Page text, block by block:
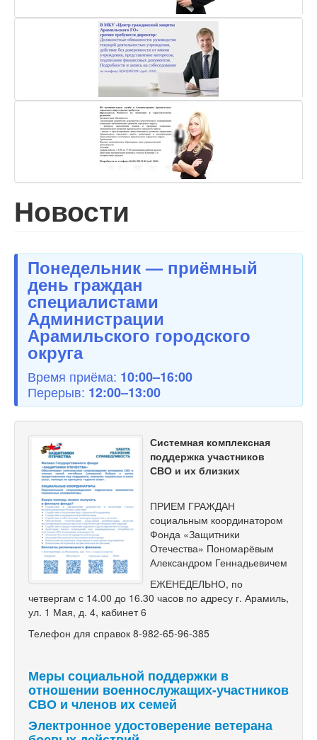
Новости
Понедельник — приёмный
день граждан
специалистами
Администрации
Арамильского городского
округа
Время приёма: 10:00–16:00
Перерыв: 12:00–13:00
Системная комплексная
поддержка участников
СВО и их близких
ПРИЕМ ГРАЖДАН
социальным координатором
Фонда «Защитники
Отечества» Пономарёвым
Александром Геннадьевичем
ЕЖЕНЕДЕЛЬНО, по
четвергам с 14.00 до 16.30 часов по адресу г. Арамиль,
ул. 1 Мая, д. 4, кабинет 6
Телефон для справок 8-982-65-96-385
Меры социальной поддержки в
отношении военнослужащих-участников
СВО и членов их семей
Электронное удостоверение ветерана